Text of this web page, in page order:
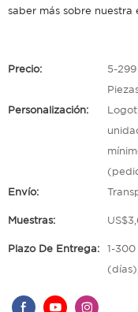
saber más sobre nuestra
Precio: 5-299
Personalización:
Envío:
Muestras:
Plazo De Entrega: 1-300